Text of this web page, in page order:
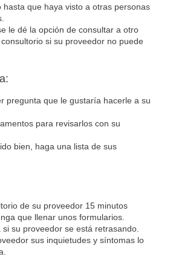
hasta que haya visto a otras personas
le dé la opción de consultar a otro
si su proveedor no puede
pregunta que le gustaría hacerle a su
para revisarlos con su
bien, haga una lista de sus
de su proveedor 15 minutos
que llenar unos formularios.
si su proveedor se está retrasando.
sus inquietudes y síntomas lo